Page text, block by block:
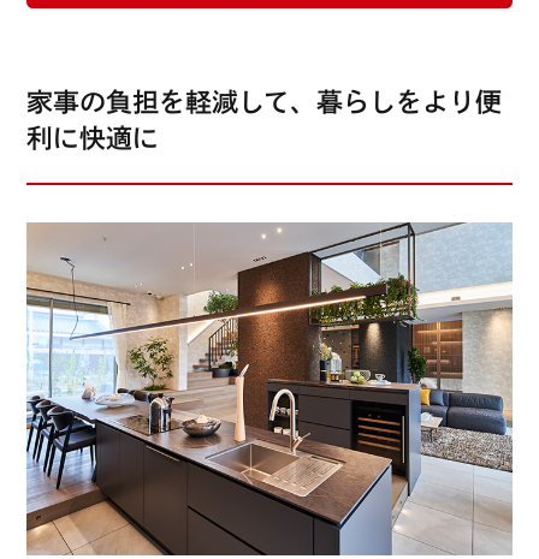
家事の負担を軽減して、暮らしをより便
利に快適に